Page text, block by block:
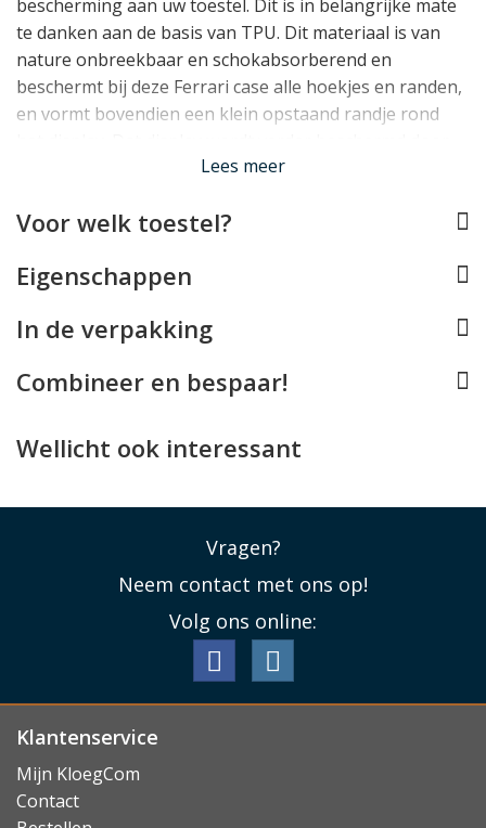
bescherming aan uw toestel. Dit is in belangrijke mate
te danken aan de basis van TPU. Dit materiaal is van
nature onbreekbaar en schokabsorberend en
beschermt bij deze Ferrari case alle hoekjes en randen,
en vormt bovendien een klein opstaand randje rond
het klepje van het iPhone 12 Pro Max hoesje, dat met
Doordat de iPhone 12 Pro Max case van Ferrari speciaal
perfect. Het telefoonhoesje houdt rekening met alle
vrij. Ookdraadloos opladen en MagSafe
bovendien van 3 vakjes waarin u pasjes kunt opbergen.
Lees meer
Voor welk toestel?
Eigenschappen
In de verpakking
Combineer en bespaar!
Wellicht ook interessant
Vragen?
Neem contact met ons op!
Volg ons online:
Klantenservice
Mijn KloegCom
Contact